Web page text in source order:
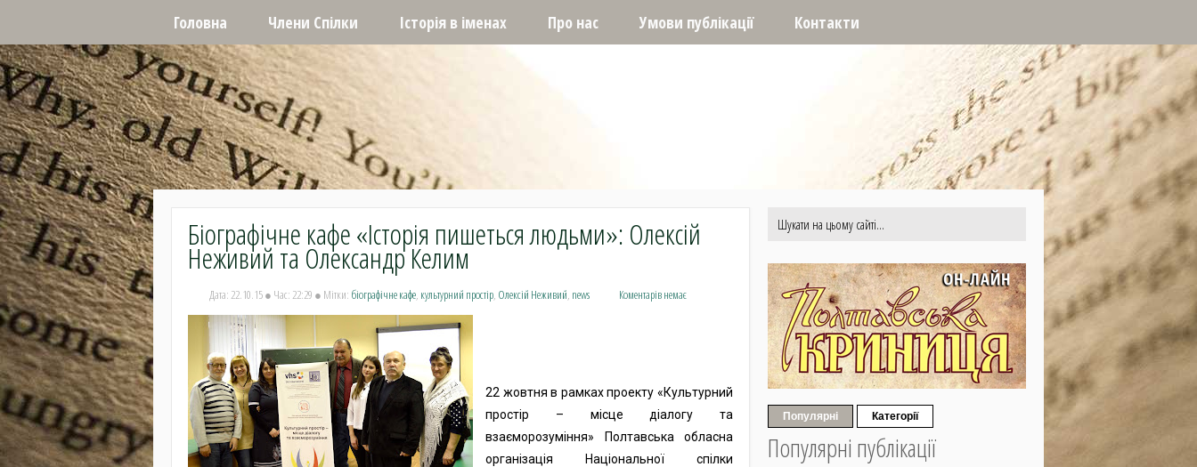
Головна Члени Cпілки Історія в іменах Про нас Умови публікації Контакти
Біографічне кафе «Історія пишеться людьми»: Олексій
Неживий та Олександр Келим
Дата: 22.10.15 ● Час: 22:29 ● Мітки: біографічне кафе, культурний простір, Олексій Неживий, news Коментарів немає
22 жовтня в рамках проекту «Культурний
простір – місце діалогу та
взаєморозуміння» Полтавська обласна
організація Національної спілки
Популярні Категорії
Популярні публікації